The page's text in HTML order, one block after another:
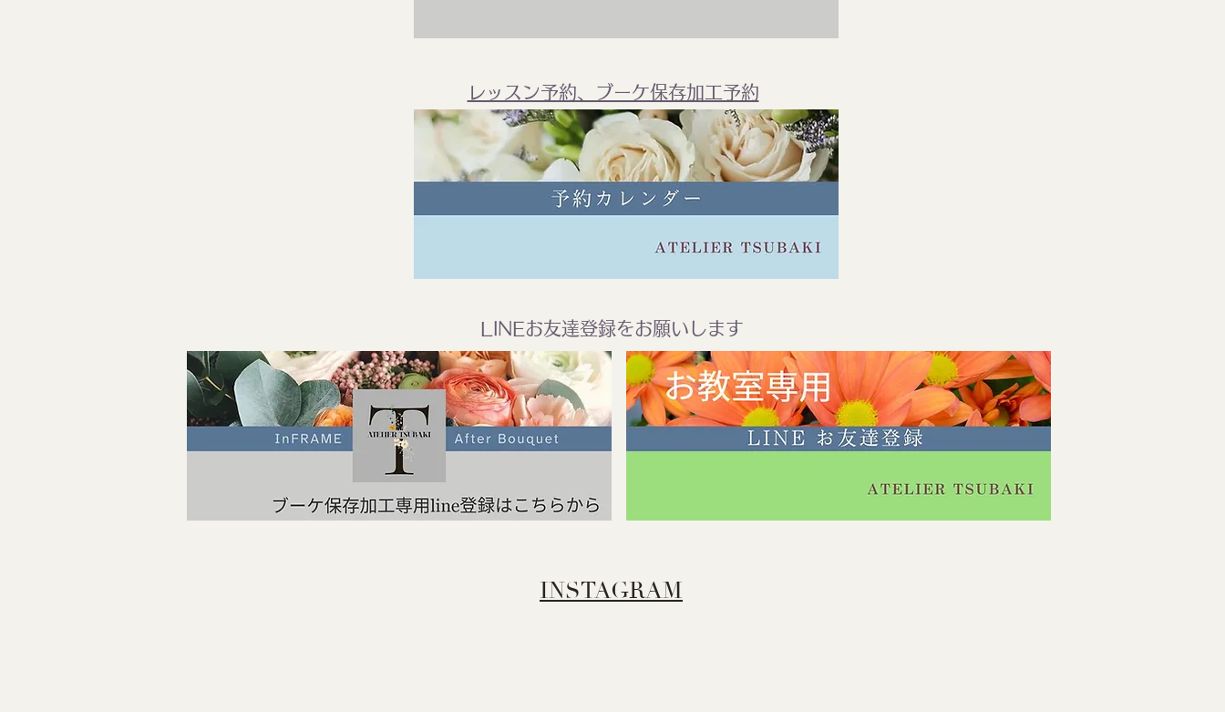
​レッスン予約、ブーケ保存加工予約
LINEお友達登録をお願いします
INSTAGRAM